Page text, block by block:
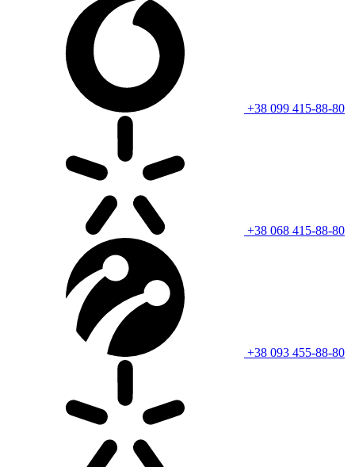
+38 099 415-88-80
+38 068 415-88-80
+38 093 455-88-80